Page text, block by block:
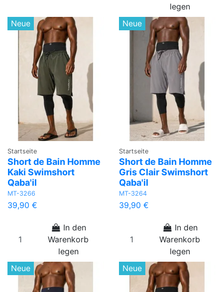
legen
Neue
Startseite
Short de Bain Homme
Kaki Swimshort
Qaba'il
MT-3266
39,90 €
In den
Warenkorb
legen
Neue
Startseite
Short de Bain Homme
Gris Clair Swimshort
Qaba'il
MT-3264
39,90 €
In den
Warenkorb
legen
Neue
Neue